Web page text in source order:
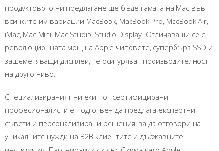
продуктовото ни предлагане ще бъде гамата на Mac във
всичките им вариации MacBook, MacBook Pro, MacBook Air,
iMac, Mac Mini, Mac Studio, Studio Display. Отличаващи се с
революционната мощ на Apple чиповете, супербърз SSD и
зашеметяващи дисплеи, те осигуряват производителност
на друго ниво.
Специализираният ни екип от сертифицирани
професионалисти е подготвен да предлага експертни
съвети и персонализирани решения, за да отговори на
уникалните нужди на B2B клиентите и държавните